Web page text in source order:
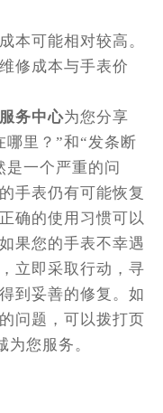
可能相对较高。
修成本与手表价
务中心为您分享
哪里？”和“发条断
是一个严重的问
手表仍有可能恢复
确的使用习惯可以
果您的手表不幸遇
立即采取行动，寻
到妥善的修复。如
问题，可以拨打页
您服务。